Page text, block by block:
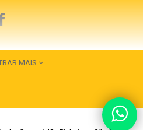
MAIS